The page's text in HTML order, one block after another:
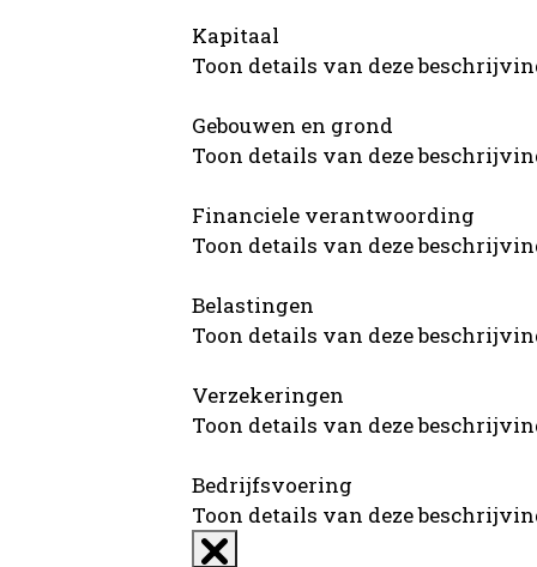
Kapitaal
Toon details van deze
Gebouwen en grond
Toon details van deze
Financiele verantwoording
Toon details van deze
Belastingen
Toon details van deze
Verzekeringen
Toon details van deze
Bedrijfsvoering
Toon details van deze